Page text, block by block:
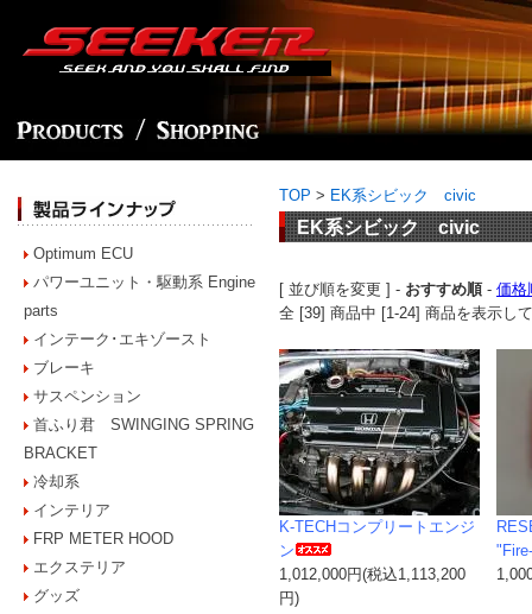
Optimum ECU
パワーユニット・駆動系 Engine
parts
インテーク･エキゾースト
ブレーキ
サスペンション
首ふり君 SWINGING SPRING
BRACKET
冷却系
インテリア
FRP METER HOOD
エクステリア
グッズ
TOP > EK系シビック civic
EK系シビック civic
[ 並び順を変更 ] - おすすめ順- 価格
全 [39] 商品中 [1-24] 商品を表示
K-TECHコンプリートエンジ
ン
1,012,000円(税込1,113,200
円)